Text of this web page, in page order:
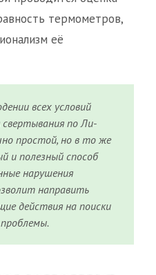
термометров,
её
всех условий
свертывания по Ли-
простой, но в то же
и полезный способ
нарушения
направить
действия на поиски